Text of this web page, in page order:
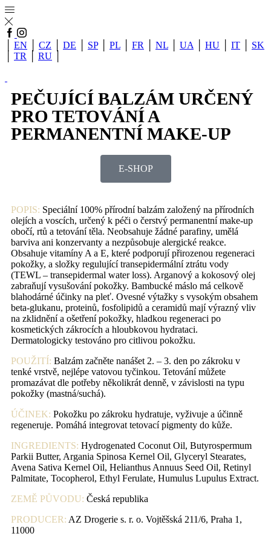
EN CZ DE SP│ PL FR NL UA HU IT
SK
TR RU
PEČUJÍCÍ BALZÁM URČENÝ
PRO TETOVÁNÍ A
PERMANENTNÍ MAKE-UP
E-SHOP
POPIS: Speciální 100% přírodní balzám založený na přírodních
olejích a voscích, určený k péči o čerstvý permanentní make-up
obočí, rtů a tetování těla. Neobsahuje žádné parafiny, umělá
barviva ani konzervanty a nezpůsobuje alergické reakce.
Obsahuje vitamíny A a E, které podporují přirozenou regeneraci
pokožky, a složky regulující transepidermální ztrátu vody
(TEWL – transepidermal water loss). Arganový a kokosový olej
zabraňují vysušování pokožky. Bambucké máslo má celkově
blahodárné účinky na pleť. Ovesné výtažky s vysokým obsahem
beta-glukanu, proteinů, fosfolipidů a ceramidů mají výrazný vliv
na zklidnění a ošetření pokožky, hladkou regeneraci po
kosmetických zákrocích a hloubkovou hydrataci.
Dermatologicky testováno pro citlivou pokožku.
POUŽITÍ: Balzám začněte nanášet 2. – 3. den po zákroku v
tenké vrstvě, nejlépe vatovou tyčinkou. Tetování můžete
promazávat dle potřeby několikrát denně, v závislosti na typu
pokožky (mastná/suchá).
ÚČINEK: Pokožku po zákroku hydratuje, vyživuje a účinně
regeneruje. Pomáhá integrovat tetovací pigmenty do kůže.
INGREDIENTS: Hydrogenated Coconut Oil, Butyrospermum
Parkii Butter, Argania Spinosa Kernel Oil, Glyceryl Stearates,
Avena Sativa Kernel Oil, Helianthus Annuus Seed Oil, Retinyl
Palmitate, Tocopherol, Ethyl Ferulate, Humulus Lupulus Extract.
ZEMĚ PŮVODU: Česká republika
PRODUCER: AZ Drogerie s. r. o. Vojtěšská 211/6, Praha 1,
11000